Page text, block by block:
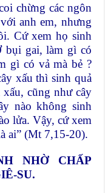
chừng các ngôn
anh em, nhưng
Cứ xem họ sinh
bụi gai, làm gì có
gì có vả mà bẻ ?
xấu thì sinh quả
cũng như cây
nào không sinh
lửa. Vậy, cứ xem
ai” (Mt 7,15-20).
NHỜ CHẤP
SU.